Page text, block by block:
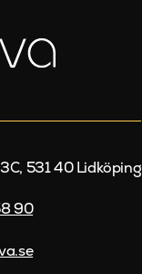
531 40 Lidköping
90